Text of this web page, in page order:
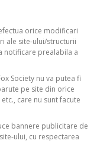
orice modificari
ale site-ului/structurii
notificare prealabila a
Society nu va putea fi
pe site din orice
care nu sunt facute
bannere publicitare de
ului, cu respectarea